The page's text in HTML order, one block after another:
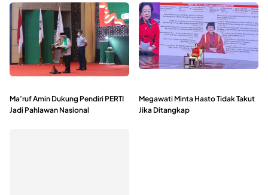
Ma’ruf Amin Dukung Pendiri PERTI
Jadi Pahlawan Nasional
Megawati Minta Hasto Tidak Takut
Jika Ditangkap